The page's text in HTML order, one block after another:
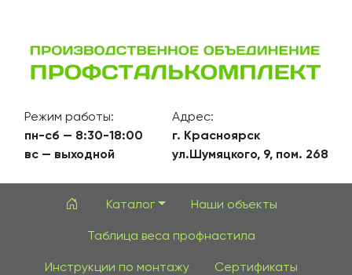
Режим работы:
пн-сб — 8:30-18:00
вс — выходной
Адрес:
г. Красноярск
ул.Шумяцкого, 9, пом. 268
Каталог Наши объекты
Таблица веса профнастила
Инструкции по монтажу Сертификаты